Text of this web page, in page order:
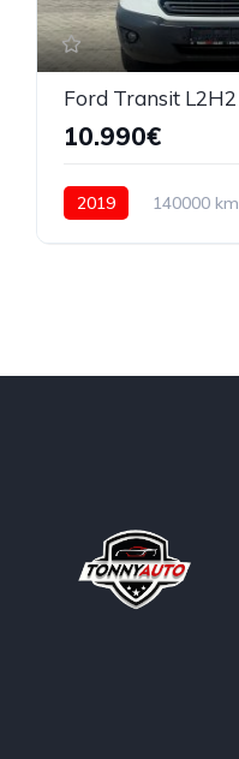
10.990€
2019 140000 km